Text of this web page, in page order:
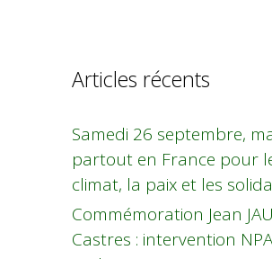
Articles récents
Samedi 26 septembre,
partout en France pour
climat, la paix et les
Commémoration Jean
Castres : intervention